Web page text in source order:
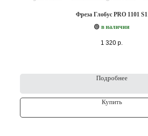
Фреза Глобус PRO 1101 S1
🟢 в наличии
1 320 р.
Подробнее
Купить